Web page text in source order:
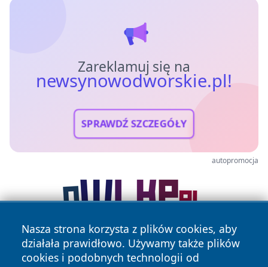
Zareklamuj się na
newsynowodworskie.pl!
SPRAWDŹ SZCZEGÓŁY
autopromocja
Nasza strona korzysta z plików cookies, aby
działała prawidłowo. Używamy także plików
cookies i podobnych technologii od